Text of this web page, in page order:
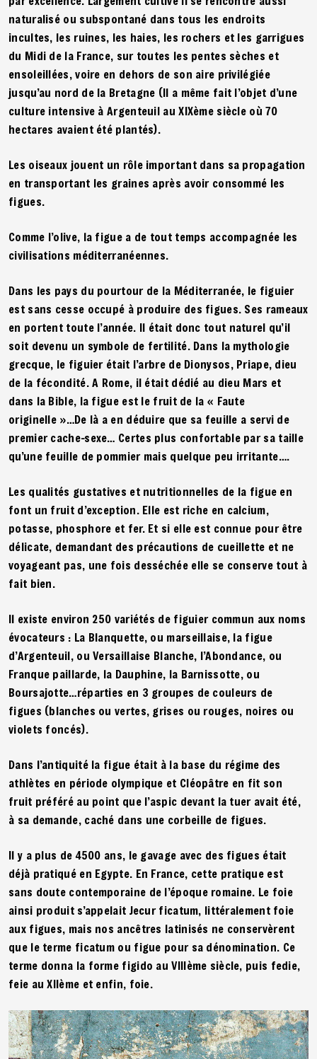
naturalisé ou subspontané dans tous les endroits
incultes, les ruines, les haies, les rochers et les garrigues
du Midi de la France, sur toutes les pentes sèches et
ensoleillées, voire en dehors de son aire privilégiée
jusqu’au nord de la Bretagne (Il a même fait l’objet d’une
culture intensive à Argenteuil au XIXème siècle où 70
hectares avaient été plantés).
Les oiseaux jouent un rôle important dans sa propagation
en transportant les graines après avoir consommé les
figues.
Comme l’olive, la figue a de tout temps accompagnée les
civilisations méditerranéennes.
Dans les pays du pourtour de la Méditerranée, le figuier
est sans cesse occupé à produire des figues. Ses rameaux
en portent toute l’année. Il était donc tout naturel qu’il
soit devenu un symbole de fertilité. Dans la mythologie
grecque, le figuier était l’arbre de Dionysos, Priape, dieu
de la fécondité. A Rome, il était dédié au dieu Mars et
dans la Bible, la figue est le fruit de la « Faute
originelle »…De là a en déduire que sa feuille a servi de
premier cache-sexe… Certes plus confortable par sa taille
qu’une feuille de pommier mais quelque peu irritante….
Les qualités gustatives et nutritionnelles de la figue en
font un fruit d’exception. Elle est riche en calcium,
potasse, phosphore et fer. Et si elle est connue pour être
délicate, demandant des précautions de cueillette et ne
voyageant pas, une fois desséchée elle se conserve tout à
fait bien.
Il existe environ 250 variétés de figuier commun aux noms
évocateurs : La Blanquette, ou marseillaise, la figue
d’Argenteuil, ou Versaillaise Blanche, l’Abondance, ou
Franque paillarde, la Dauphine, la Barnissotte, ou
Boursajotte…réparties en 3 groupes de couleurs de
figues (blanches ou vertes, grises ou rouges, noires ou
violets foncés).
Dans l’antiquité la figue était à la base du régime des
athlètes en période olympique et Cléopâtre en fit son
fruit préféré au point que l’aspic devant la tuer avait été,
à sa demande, caché dans une corbeille de figues.
Il y a plus de 4500 ans, le gavage avec des figues était
déjà pratiqué en Egypte. En France, cette pratique est
sans doute contemporaine de l’époque romaine. Le foie
ainsi produit s’appelait Jecur ficatum, littéralement foie
aux figues, mais nos ancêtres latinisés ne conservèrent
que le terme ficatum ou figue pour sa dénomination. Ce
terme donna la forme figido au VIIIème siècle, puis fedie,
feie au XIIème et enfin, foie.